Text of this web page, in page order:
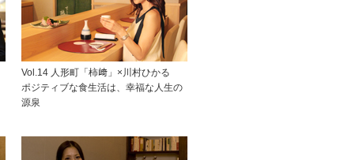
Vol.14 人形町「柿﨑」×川村ひかる
ポジティブな食生活は、幸福な人生の
源泉